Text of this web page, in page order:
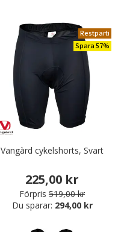
Restparti
Spara 57%
Vangàrd cykelshorts, Svart
225,00 kr
Förpris 519,00 kr
Du sparar: 294,00 kr